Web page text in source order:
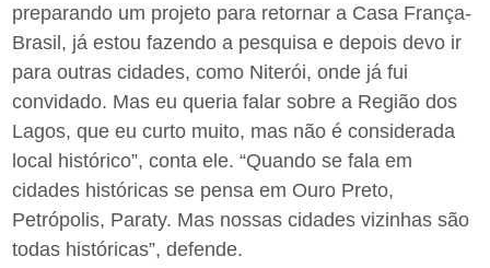
preparando um projeto para retornar a Casa França-
Brasil, já estou fazendo a pesquisa e depois devo ir
para outras cidades, como Niterói, onde já fui
convidado. Mas eu queria falar sobre a Região dos
Lagos, que eu curto muito, mas não é considerada
local histórico”, conta ele. “Quando se fala em
cidades históricas se pensa em Ouro Preto,
Petrópolis, Paraty. Mas nossas cidades vizinhas são
todas históricas”, defende.